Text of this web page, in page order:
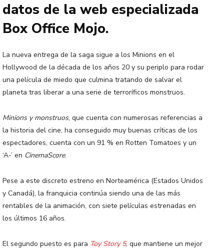
datos de la web especializada
Box Office Mojo.
La nueva entrega de la saga sigue a los Minions en el
Hollywood de la década de los años 20 y su periplo para rodar
una película de miedo que culmina tratando de salvar el
planeta tras liberar a una serie de terroríficos monstruos.
Minions y monstruos, que cuenta con numerosas referencias a
la historia del cine, ha conseguido muy buenas críticas de los
espectadores, cuenta con un 91 % en Rotten Tomatoes y un
‘A-’ en CinemaScore.
Pese a este discreto estreno en Norteamérica (Estados Unidos
y Canadá), la franquicia continúa siendo una de las más
rentables de la animación, con siete películas estrenadas en
los últimos 16 años.
El segundo puesto es para Toy Story 5, que mantiene un mejor